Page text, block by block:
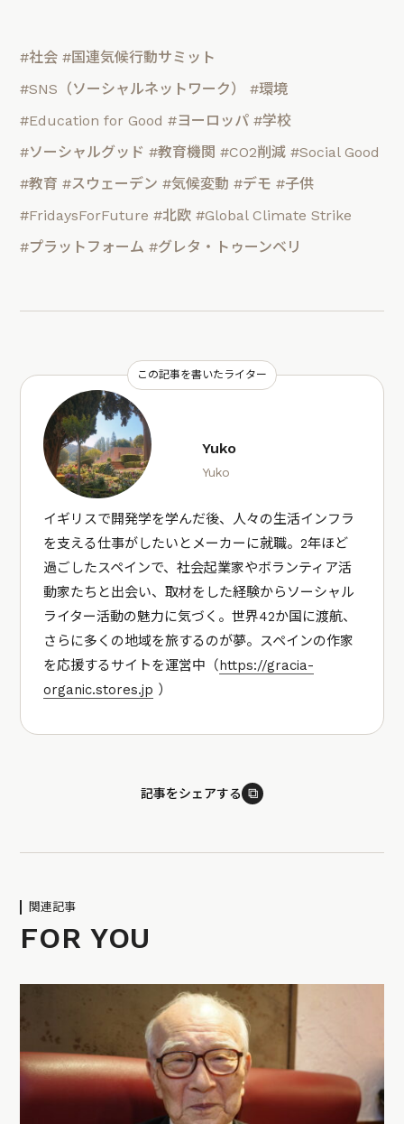
#社会 #国連気候行動サミット
#SNS（ソーシャルネットワーク）
#環境
#Education for Good #ヨーロッパ #学校
#ソーシャルグッド #教育機関 #CO2削減 #Social Good
#教育 #スウェーデン #気候変動 #デモ #子供
#FridaysForFuture #北欧 #Global Climate Strike
#プラットフォーム #グレタ・トゥーンベリ
この記事を書いたライター
Yuko
Yuko
イギリスで開発学を学んだ後、人々の生活インフラ
を支える仕事がしたいとメーカーに就職。2年ほど
過ごしたスペインで、社会起業家やボランティア活
動家たちと出会い、取材をした経験からソーシャル
ライター活動の魅力に気づく。世界42か国に渡航、
さらに多くの地域を旅するのが夢。スペインの作家
を応援するサイトを運営中（ https://gracia-
organic.stores.jp ）
記事をシェアする ⧉
関連記事
FOR YOU